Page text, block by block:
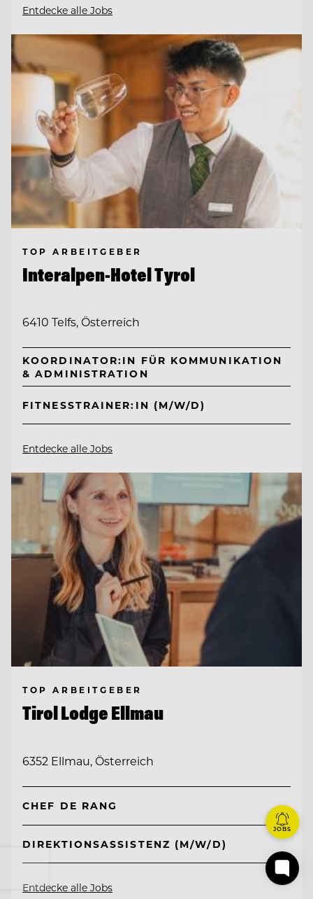
Entdecke alle Jobs
TOP ARBEITGEBER
Interalpen-Hotel Tyrol
6410 Telfs, Österreich
KOORDINATOR:IN FÜR KOMMUNIKATION
& ADMINISTRATION
FITNESSTRAINER:IN (M/W/D)
Entdecke alle Jobs
TOP ARBEITGEBER
Tirol Lodge Ellmau
6352 Ellmau, Österreich
CHEF DE RANG
DIREKTIONSASSISTENZ (M/W/D)
Entdecke alle Jobs
JOBS